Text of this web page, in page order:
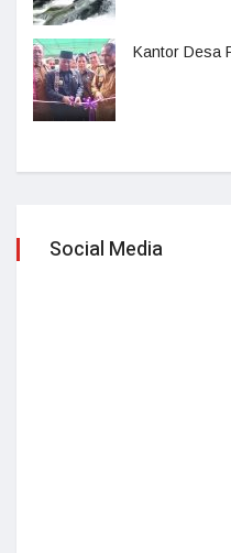
Kantor Desa
Social Media